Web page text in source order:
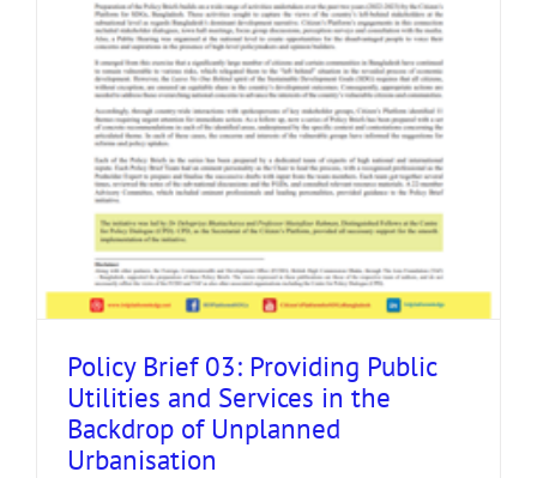
Policy Brief 03: Providing Public
Utilities and Services in the
Backdrop of Unplanned
Urbanisation